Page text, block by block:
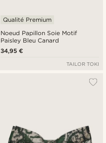
Noeud Papillon Soie Motif
Paisley Bleu Canard
Qualité Premium
34,95 €
TAILOR TOKI